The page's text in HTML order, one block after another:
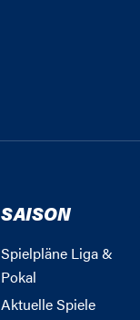
SAISON
Spielpläne Liga &
Pokal
Aktuelle Spiele